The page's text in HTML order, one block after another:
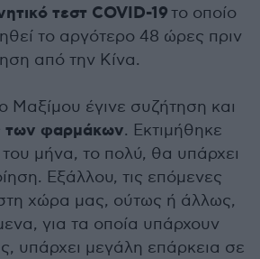
τεστ COVID-19το οποίο
το αργότερο 48 ώρες πριν
από την Κίνα.
Μαξίμου έγινε συζήτηση και
των φαρμάκων. Εκτιμήθηκε
του μήνα, το πολύ, θα υπάρχει
Εξάλλου, τις επόμενες
χώρα μας, ούτως ή άλλως,
για τα οποία υπάρχουν
υπάρχει μεγάλη επάρκεια σε